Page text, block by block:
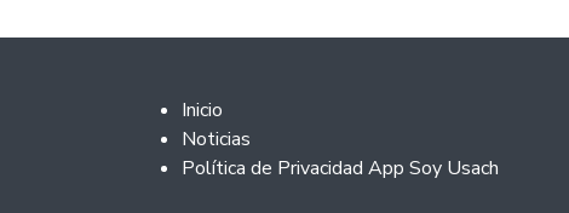
Footer 2
Inicio
Noticias
Política de Privacidad App Soy Usach